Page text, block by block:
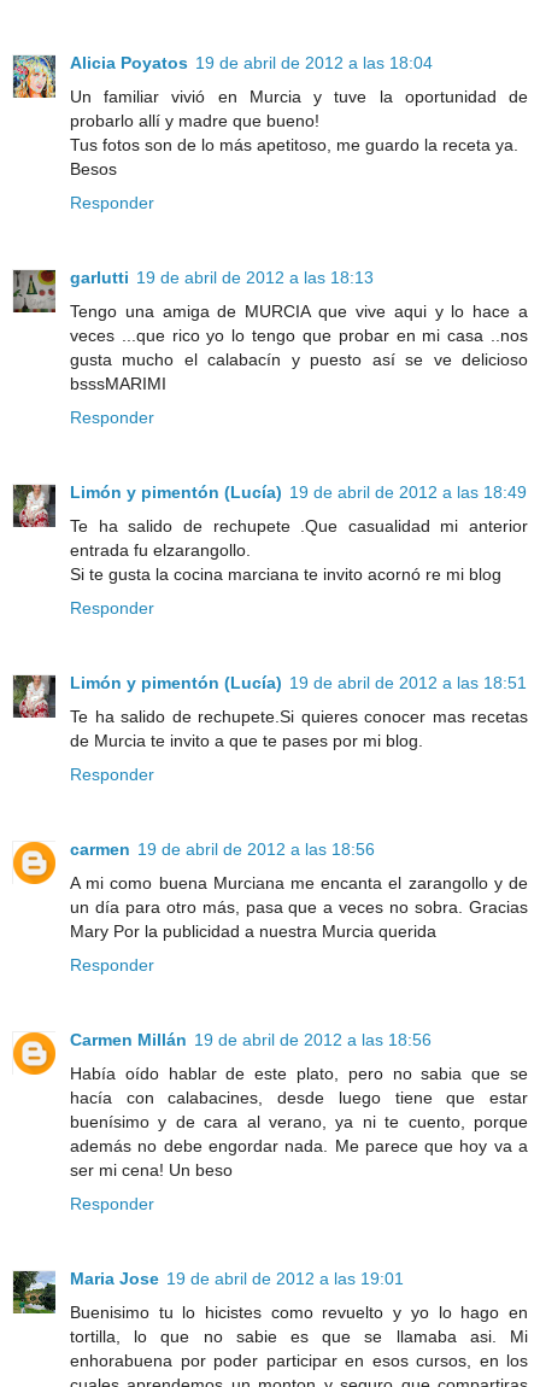
Alicia Poyatos 19 de abril de 2012 a las 18:04
Un familiar vivió en Murcia y tuve la oportunidad de
probarlo allí y madre que bueno!
Tus fotos son de lo más apetitoso, me guardo la receta ya.
Besos
Responder
garlutti 19 de abril de 2012 a las 18:13
Tengo una amiga de MURCIA que vive aqui y lo hace a
veces ...que rico yo lo tengo que probar en mi casa ..nos
gusta mucho el calabacín y puesto así se ve delicioso
bsssMARIMI
Responder
Limón y pimentón (Lucía) 19 de abril de 2012 a las 18:49
Te ha salido de rechupete .Que casualidad mi anterior
entrada fu elzarangollo.
Si te gusta la cocina marciana te invito acornó re mi blog
Responder
Limón y pimentón (Lucía) 19 de abril de 2012 a las 18:51
Te ha salido de rechupete.Si quieres conocer mas recetas
de Murcia te invito a que te pases por mi blog.
Responder
carmen 19 de abril de 2012 a las 18:56
A mi como buena Murciana me encanta el zarangollo y de
un día para otro más, pasa que a veces no sobra. Gracias
Mary Por la publicidad a nuestra Murcia querida
Responder
Carmen Millán 19 de abril de 2012 a las 18:56
Había oído hablar de este plato, pero no sabia que se
hacía con calabacines, desde luego tiene que estar
buenísimo y de cara al verano, ya ni te cuento, porque
además no debe engordar nada. Me parece que hoy va a
ser mi cena! Un beso
Responder
Maria Jose 19 de abril de 2012 a las 19:01
Buenisimo tu lo hicistes como revuelto y yo lo hago en
tortilla, lo que no sabie es que se llamaba asi. Mi
enhorabuena por poder participar en esos cursos, en los